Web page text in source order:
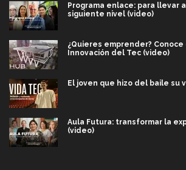
Programa enlace: para llevar
siguiente nivel (video)
¿Quieres emprender? Conoce
Innovación del Tec (video)
El joven que hizo del baile su
Aula Futura: transformar la
(video)